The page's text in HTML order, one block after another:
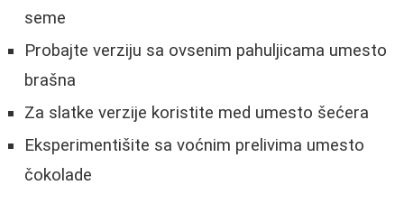
seme
Probajte verziju sa ovsenim pahuljicama umesto
brašna
Za slatke verzije koristite med umesto šećera
Eksperimentišite sa voćnim prelivima umesto
čokolade